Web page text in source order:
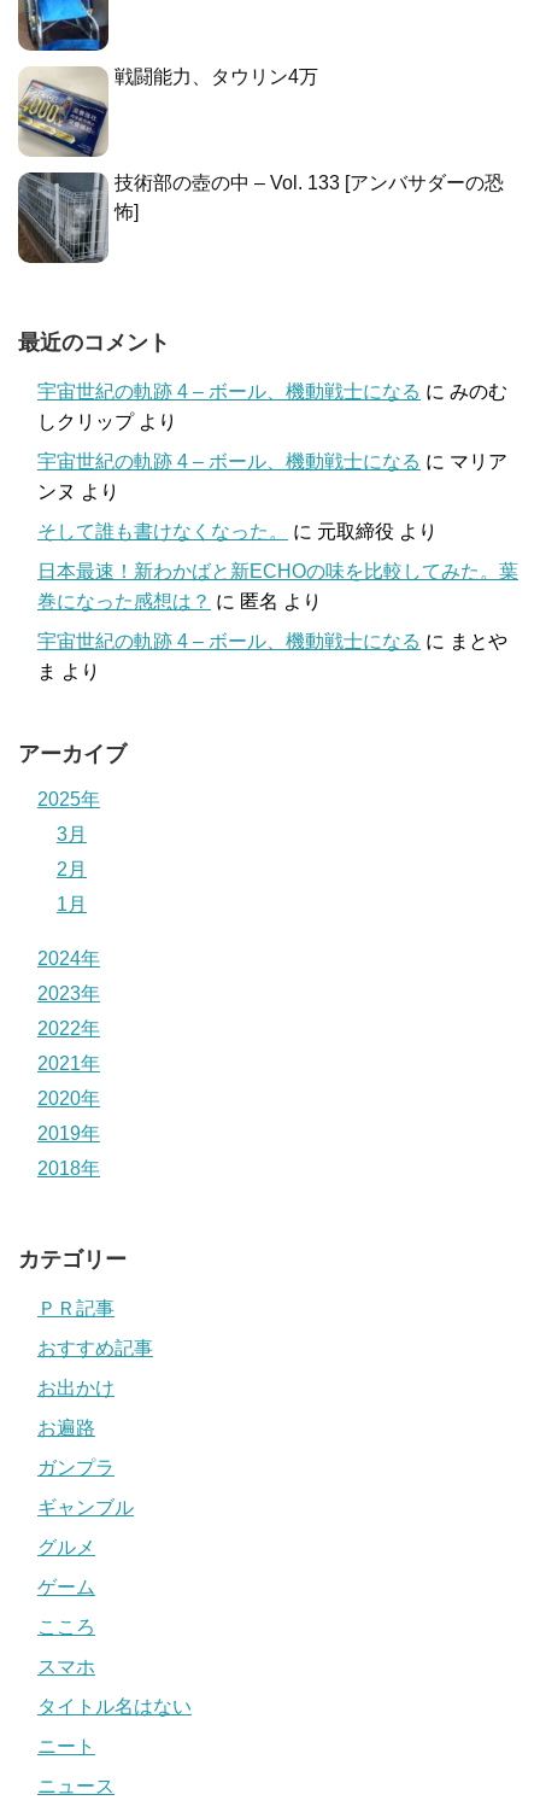
戦闘能力、タウリン4万
技術部の壺の中 – Vol. 133 [アンバサダーの恐
怖]
最近のコメント
宇宙世紀の軌跡 4 – ボール、機動戦士になる に みのむ
しクリップより
宇宙世紀の軌跡 4 – ボール、機動戦士になる に マリア
ンヌ より
そして誰も書けなくなった。
に 元取締役 より
日本最速！新わかばと新ECHOの味を比較してみた。葉
巻になった感想は？ に 匿名 より
宇宙世紀の軌跡 4 – ボール、機動戦士になる に まとや
ま より
アーカイブ
2025年
3月
2月
1月
2024年
2023年
2022年
2021年
2020年
2019年
2018年
カテゴリー
ＰＲ記事
おすすめ記事
お出かけ
お遍路
ガンプラ
ギャンブル
グルメ
ゲーム
こころ
スマホ
タイトル名はない
ニート
ニュース